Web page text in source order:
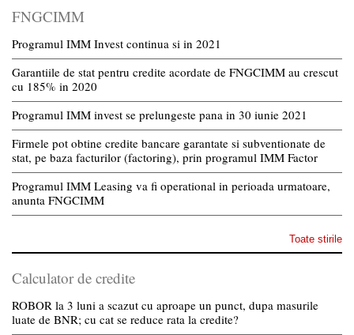
FNGCIMM
Programul IMM Invest continua si in 2021
Garantiile de stat pentru credite acordate de FNGCIMM au crescut
cu 185% in 2020
Programul IMM invest se prelungeste pana in 30 iunie 2021
Firmele pot obtine credite bancare garantate si subventionate de
stat, pe baza facturilor (factoring), prin programul IMM Factor
Programul IMM Leasing va fi operational in perioada urmatoare,
anunta FNGCIMM
Toate stirile
Calculator de credite
ROBOR la 3 luni a scazut cu aproape un punct, dupa masurile
luate de BNR; cu cat se reduce rata la credite?